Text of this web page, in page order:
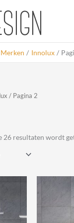
Merken Innolux
/ Pagina 2
26 resultaten wordt